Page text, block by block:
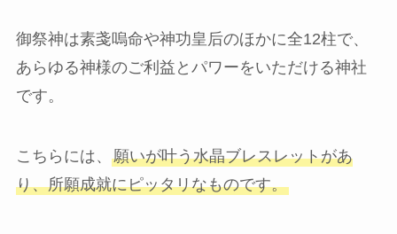
御祭神は素戔嗚命や神功皇后のほかに全12柱で、
あらゆる神様のご利益とパワーをいただける神社
です。
こちらには、 願いが叶う水晶ブレスレットがあ
り、所願成就にピッタリなものです。